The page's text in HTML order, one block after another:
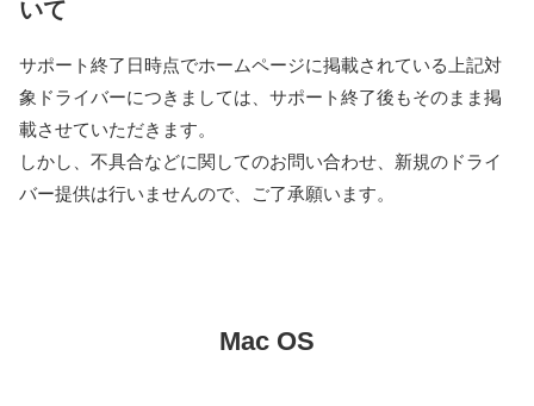
いて
サポート終了日時点でホームページに掲載されている上記対
象ドライバーにつきましては、サポート終了後もそのまま掲
載させていただきます。
しかし、不具合などに関してのお問い合わせ、新規のドライ
バー提供は行いませんので、ご了承願います。
Mac OS